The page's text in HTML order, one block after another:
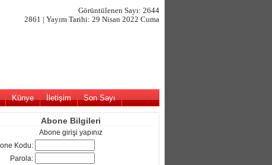
Görüntülenen Sayı: 2644
2861 | Yayım Tarihi: 29 Nisan 2022 Cuma
Künye İletişim Son Sayı
Abone Bilgileri
Abone girişi yapınız
Kodu:
Parola: